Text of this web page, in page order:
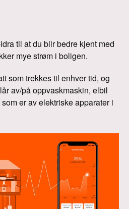
til at du blir bedre kjent med
mye strøm i boligen.
som trekkes til enhver tid, og
av/på oppvaskmaskin, elbil
er av elektriske apparater i